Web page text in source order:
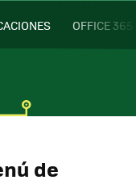
OFFICE 365
de